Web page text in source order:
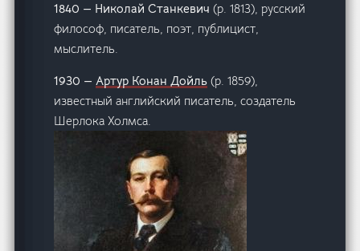
1840 — Николай Станкевич(р. 1813), русский
философ, писатель, поэт, публицист,
мыслитель.
1930 —Артур Конан Дойль (р. 1859),
известный английский писатель, создатель
Шерлока Холмса.